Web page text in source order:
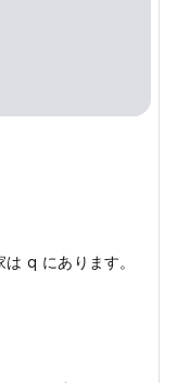
q にあります。